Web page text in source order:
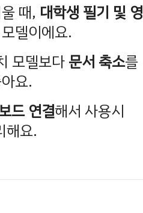
때, 대학생 필기 및 영
델이에요.
모델보다문서 축소를
요.
드 연결해서 사용시
해요.